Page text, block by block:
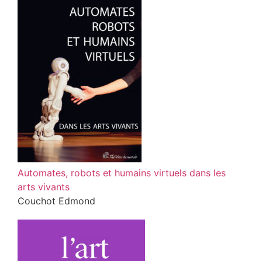
Automates, robots et humains virtuels dans les
arts vivants
Couchot Edmond